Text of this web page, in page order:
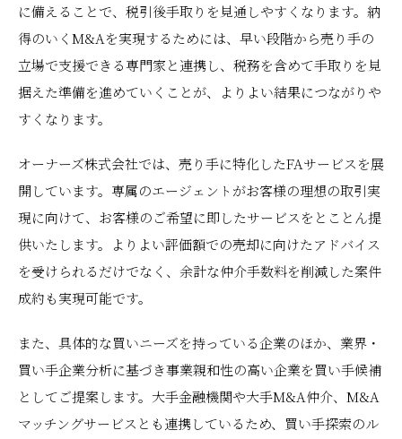
に備えることで、税引後手取りを見通しやすくなります。納
得のいくM&Aを実現するためには、早い段階から売り手の
立場で支援できる専門家と連携し、税務を含めて手取りを見
据えた準備を進めていくことが、よりよい結果につながりや
すくなります。
オーナーズ株式会社では、売り手に特化したFAサービスを展
開しています。専属のエージェントがお客様の理想の取引実
現に向けて、お客様のご希望に即したサービスをとことん提
供いたします。よりよい評価額での売却に向けたアドバイス
を受けられるだけでなく、余計な仲介手数料を削減した案件
成約も実現可能です。
また、具体的な買いニーズを持っている企業のほか、業界・
買い手企業分析に基づき事業親和性の高い企業を買い手候補
としてご提案します。大手金融機関や大手M&A仲介、M&A
マッチングサービスとも連携しているため、買い手探索のル